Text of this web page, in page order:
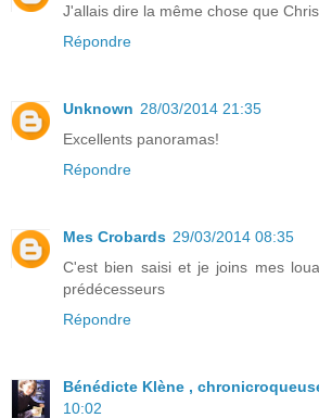
J'allais dire la même chose que
Répondre
Unknown 28/03/2014 21:35
Excellents panoramas!
Répondre
Mes Crobards 29/03/2014 08:35
C'est bien saisi et je joins mes
prédécesseurs
Répondre
Bénédicte Klène ,
10:02